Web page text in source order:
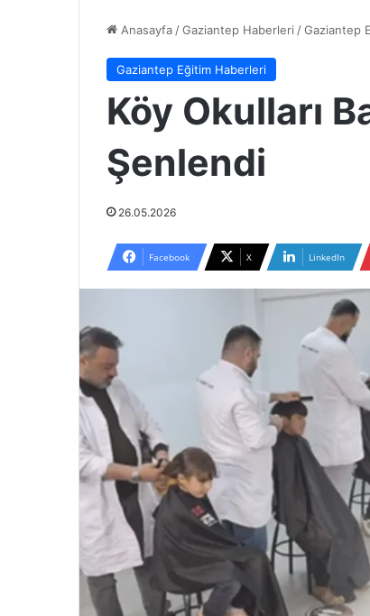
Anasayfa /Gaziantep Haberleri /Gaziantep
Gaziantep Eğitim Haberleri
Köy Okulları
Şenlendi
26.05.2026
Facebook X LinkedIn